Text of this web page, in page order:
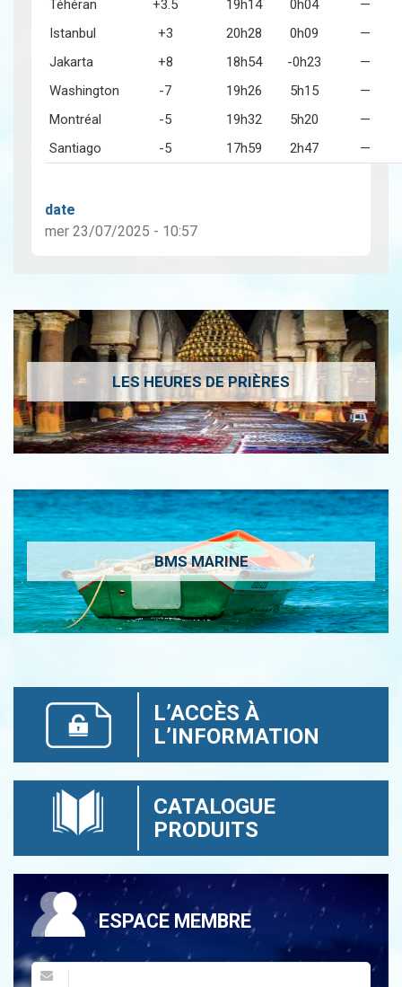
Téhéran +3.5 19h14 0h04
—
Istanbul
+3 20h28 0h09
—
Jakarta
+8 18h54 -0h23
—
Washington
-7 19h26 5h15
—
Montréal
-5 19h32 5h20
—
Santiago
-5 17h59 2h47 —
date
mer 23/07/2025 - 10:57
LES HEURES DE PRIÈRES
BMS MARINE
L’ACCÈS À
L’INFORMATION
CATALOGUE
PRODUITS
ESPACE MEMBRE